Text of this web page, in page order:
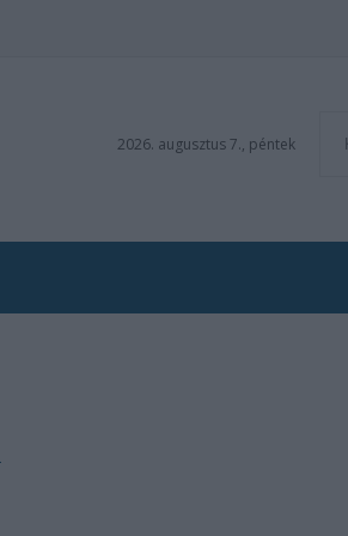
2026. augusztus 7., péntek